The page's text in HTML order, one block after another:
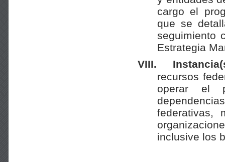
cargo el
que se
seguimiento
Estrategia
VIII.
recursos
operar el
federativas,
inclusive los